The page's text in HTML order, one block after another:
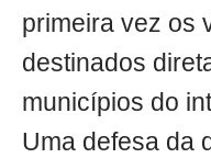
primeira vez os
destinados
municípios do
Uma defesa da